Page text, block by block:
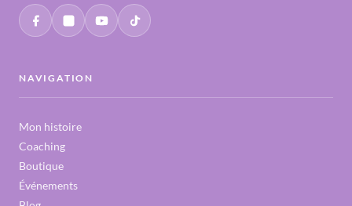
NAVIGATION
Mon histoire
Coaching
Boutique
Événements